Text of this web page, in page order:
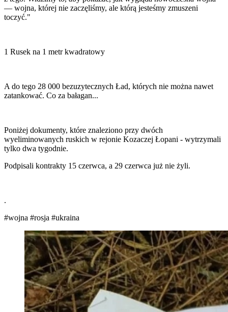
— wojna, której nie zaczęliśmy, ale którą jesteśmy zmuszeni
toczyć."
1 Rusek na 1 metr kwadratowy
A do tego 28 000 bezuzytecznych Ład, których nie można nawet
zatankować. Co za bałagan...
Poniżej dokumenty, które znaleziono przy dwóch
wyeliminowanych ruskich w rejonie Kozaczej Łopani - wytrzymali
tylko dwa tygodnie.
Podpisali kontrakty 15 czerwca, a 29 czerwca już nie żyli.
.
#wojna #rosja #ukraina